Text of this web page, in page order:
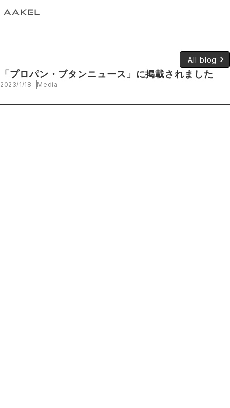
All blog keyboard_arrow_right
「プロパン・ブタンニュース」に掲載されました
2023/1/18 Media